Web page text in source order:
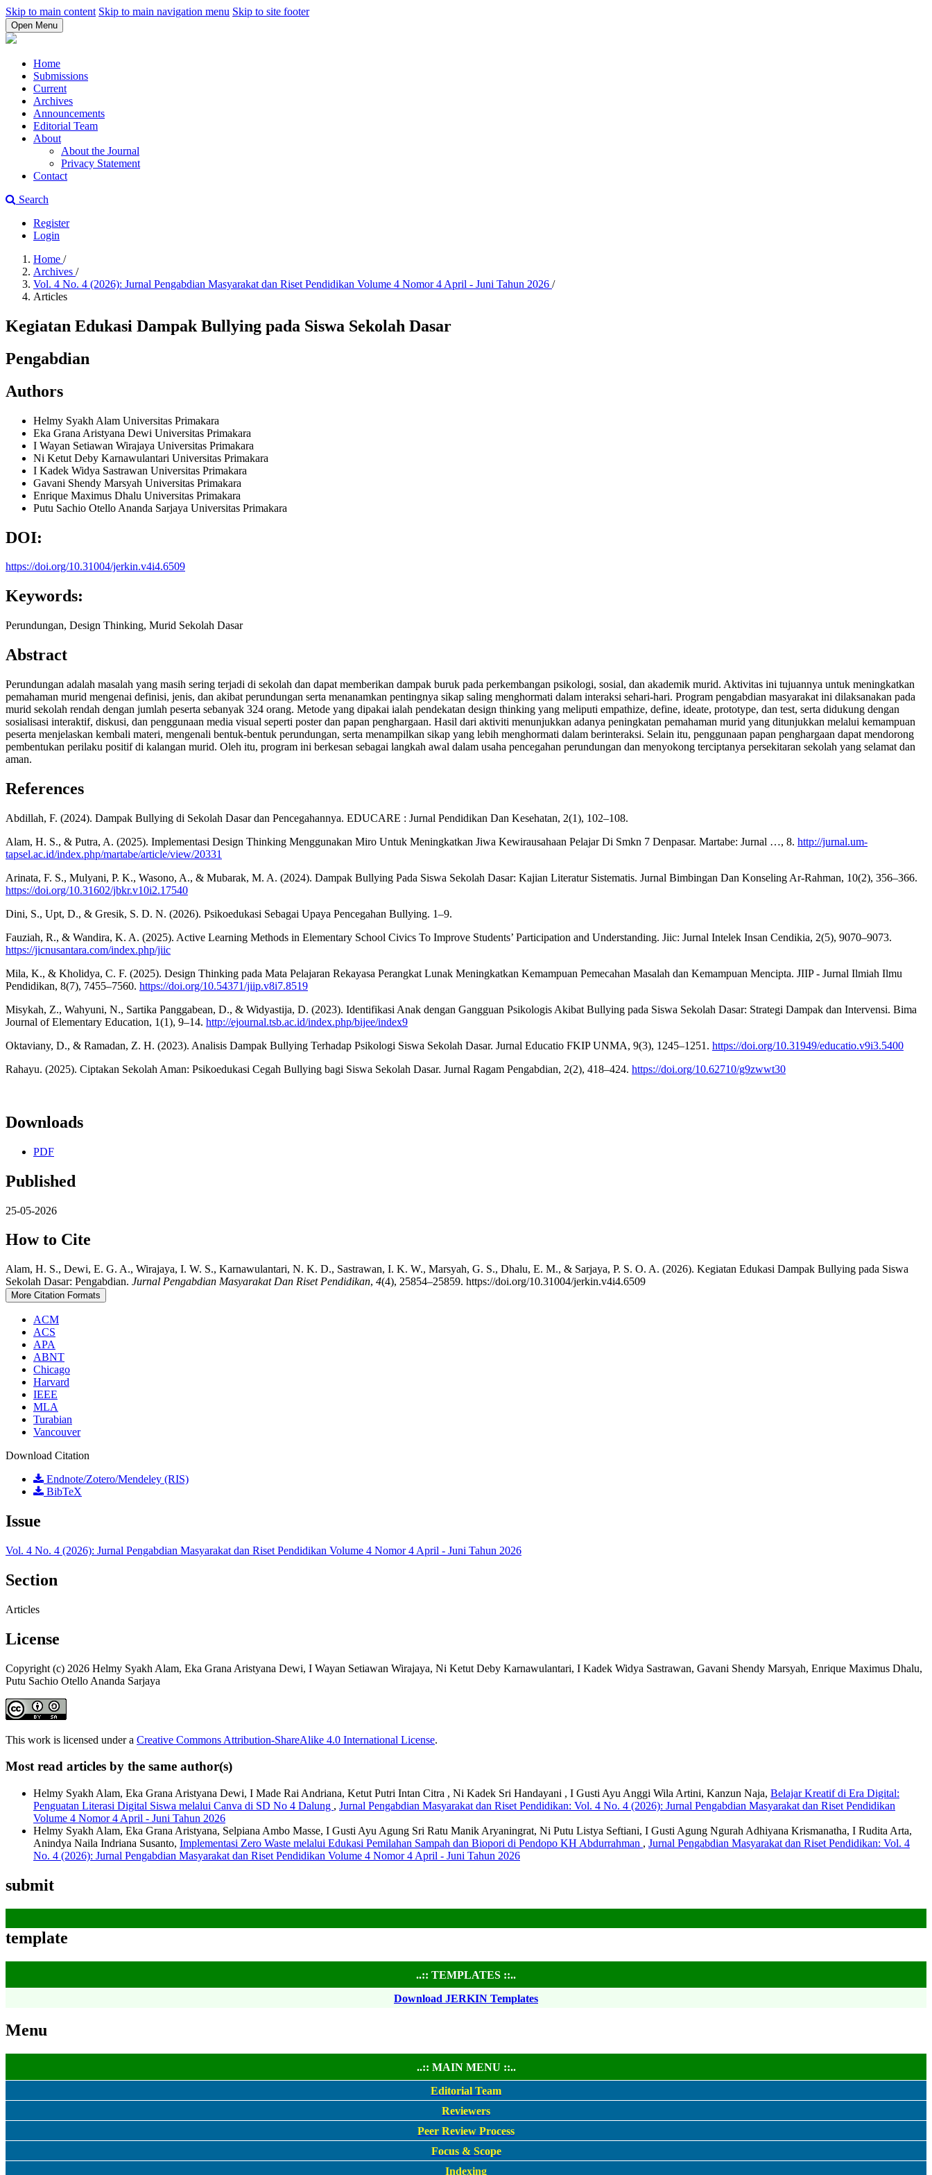
Skip to main content Skip to main navigation menu Skip to site footer
Open Menu
Home
Submissions
Current
Archives
Announcements
Editorial Team
About
About the Journal
Privacy Statement
Contact
Search
Register
Login
Home /
Archives /
Vol. 4 No. 4 (2026): Jurnal Pengabdian Masyarakat dan Riset Pendidikan Volume 4 Nomor 4 April - Juni Tahun 2026 /
Articles
Kegiatan Edukasi Dampak Bullying pada Siswa Sekolah Dasar
Pengabdian
Authors
Helmy Syakh Alam Universitas Primakara
Eka Grana Aristyana Dewi Universitas Primakara
I Wayan Setiawan Wirajaya Universitas Primakara
Ni Ketut Deby Karnawulantari Universitas Primakara
I Kadek Widya Sastrawan Universitas Primakara
Gavani Shendy Marsyah Universitas Primakara
Enrique Maximus Dhalu Universitas Primakara
Putu Sachio Otello Ananda Sarjaya Universitas Primakara
DOI:
https://doi.org/10.31004/jerkin.v4i4.6509
Keywords:
Perundungan, Design Thinking, Murid Sekolah Dasar
Abstract
Perundungan adalah masalah yang masih sering terjadi di sekolah dan dapat memberikan dampak buruk pada perkembangan psikologi, sosial, dan akademik murid. Aktivitas ini tujuannya untuk meningkatkan
pemahaman murid mengenai definisi, jenis, dan akibat perundungan serta menanamkan pentingnya sikap saling menghormati dalam interaksi sehari-hari. Program pengabdian masyarakat ini dilaksanakan pada
murid sekolah rendah dengan jumlah peserta sebanyak 324 orang. Metode yang dipakai ialah pendekatan design thinking yang meliputi empathize, define, ideate, prototype, dan test, serta didukung dengan
sosialisasi interaktif, diskusi, dan penggunaan media visual seperti poster dan papan penghargaan. Hasil dari aktiviti menunjukkan adanya peningkatan pemahaman murid yang ditunjukkan melalui kemampuan
peserta menjelaskan kembali materi, mengenali bentuk-bentuk perundungan, serta menampilkan sikap yang lebih menghormati dalam berinteraksi. Selain itu, penggunaan papan penghargaan dapat mendorong
pembentukan perilaku positif di kalangan murid. Oleh itu, program ini berkesan sebagai langkah awal dalam usaha pencegahan perundungan dan menyokong terciptanya persekitaran sekolah yang selamat dan
aman.
References
Abdillah, F. (2024). Dampak Bullying di Sekolah Dasar dan Pencegahannya. EDUCARE : Jurnal Pendidikan Dan Kesehatan, 2(1), 102–108.
Alam, H. S., & Putra, A. (2025). Implementasi Design Thinking Menggunakan Miro Untuk Meningkatkan Jiwa Kewirausahaan Pelajar Di Smkn 7 Denpasar. Martabe: Jurnal …, 8. http://jurnal.um-
tapsel.ac.id/index.php/martabe/article/view/20331
Arinata, F. S., Mulyani, P. K., Wasono, A., & Mubarak, M. A. (2024). Dampak Bullying Pada Siswa Sekolah Dasar: Kajian Literatur Sistematis. Jurnal Bimbingan Dan Konseling Ar-Rahman, 10(2), 356–366.
https://doi.org/10.31602/jbkr.v10i2.17540
Dini, S., Upt, D., & Gresik, S. D. N. (2026). Psikoedukasi Sebagai Upaya Pencegahan Bullying. 1–9.
Fauziah, R., & Wandira, K. A. (2025). Active Learning Methods in Elementary School Civics To Improve Students’ Participation and Understanding. Jiic: Jurnal Intelek Insan Cendikia, 2(5), 9070–9073.
https://jicnusantara.com/index.php/jiic
Mila, K., & Kholidya, C. F. (2025). Design Thinking pada Mata Pelajaran Rekayasa Perangkat Lunak Meningkatkan Kemampuan Pemecahan Masalah dan Kemampuan Mencipta. JIIP - Jurnal Ilmiah Ilmu
Pendidikan, 8(7), 7455–7560. https://doi.org/10.54371/jiip.v8i7.8519
Misykah, Z., Wahyuni, N., Sartika Panggabean, D., & Widyastija, D. (2023). Identifikasi Anak dengan Gangguan Psikologis Akibat Bullying pada Siswa Sekolah Dasar: Strategi Dampak dan Intervensi. Bima
Journal of Elementary Education, 1(1), 9–14. http://ejournal.tsb.ac.id/index.php/bijee/index9
Oktaviany, D., & Ramadan, Z. H. (2023). Analisis Dampak Bullying Terhadap Psikologi Siswa Sekolah Dasar. Jurnal Educatio FKIP UNMA, 9(3), 1245–1251. https://doi.org/10.31949/educatio.v9i3.5400
Rahayu. (2025). Ciptakan Sekolah Aman: Psikoedukasi Cegah Bullying bagi Siswa Sekolah Dasar. Jurnal Ragam Pengabdian, 2(2), 418–424. https://doi.org/10.62710/g9zwwt30
Downloads
PDF
Published
25-05-2026
How to Cite
Alam, H. S., Dewi, E. G. A., Wirajaya, I. W. S., Karnawulantari, N. K. D., Sastrawan, I. K. W., Marsyah, G. S., Dhalu, E. M., & Sarjaya, P. S. O. A. (2026). Kegiatan Edukasi Dampak Bullying pada Siswa
Sekolah Dasar: Pengabdian. Jurnal Pengabdian Masyarakat Dan Riset Pendidikan, 4(4), 25854–25859. https://doi.org/10.31004/jerkin.v4i4.6509
More Citation Formats
ACM
ACS
APA
ABNT
Chicago
Harvard
IEEE
MLA
Turabian
Vancouver
Download Citation
Endnote/Zotero/Mendeley (RIS)
BibTeX
Issue
Vol. 4 No. 4 (2026): Jurnal Pengabdian Masyarakat dan Riset Pendidikan Volume 4 Nomor 4 April - Juni Tahun 2026
Section
Articles
License
Copyright (c) 2026 Helmy Syakh Alam, Eka Grana Aristyana Dewi, I Wayan Setiawan Wirajaya, Ni Ketut Deby Karnawulantari, I Kadek Widya Sastrawan, Gavani Shendy Marsyah, Enrique Maximus Dhalu,
Putu Sachio Otello Ananda Sarjaya
This work is licensed under a Creative Commons Attribution-ShareAlike 4.0 International License.
Most read articles by the same author(s)
Helmy Syakh Alam, Eka Grana Aristyana Dewi, I Made Rai Andriana, Ketut Putri Intan Citra , Ni Kadek Sri Handayani , I Gusti Ayu Anggi Wila Artini, Kanzun Naja, Belajar Kreatif di Era Digital:
Penguatan Literasi Digital Siswa melalui Canva di SD No 4 Dalung , Jurnal Pengabdian Masyarakat dan Riset Pendidikan: Vol. 4 No. 4 (2026): Jurnal Pengabdian Masyarakat dan Riset Pendidikan
Volume 4 Nomor 4 April - Juni Tahun 2026
Helmy Syakh Alam, Eka Grana Aristyana, Selpiana Ambo Masse, I Gusti Ayu Agung Sri Ratu Manik Aryaningrat, Ni Putu Listya Seftiani, I Gusti Agung Ngurah Adhiyana Krismanatha, I Rudita Arta,
Anindya Naila Indriana Susanto, Implementasi Zero Waste melalui Edukasi Pemilahan Sampah dan Biopori di Pendopo KH Abdurrahman , Jurnal Pengabdian Masyarakat dan Riset Pendidikan: Vol. 4
No. 4 (2026): Jurnal Pengabdian Masyarakat dan Riset Pendidikan Volume 4 Nomor 4 April - Juni Tahun 2026
submit
template
..:: TEMPLATES ::..
Download JERKIN Templates
Menu
..:: MAIN MENU ::..
Editorial Team
Reviewers
Peer Review Process
Focus & Scope
Indexing